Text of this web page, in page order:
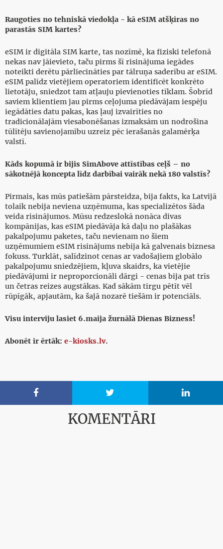
Raugoties no tehniskā viedokļa - kā eSIM atšķiras no
parastās SIM kartes?
eSIM ir digitāla SIM karte, tas nozīmē, ka fiziski telefonā
nekas nav jāievieto, taču pirms šī risinājuma iegādes
noteikti derētu pārliecināties par tālruņa saderību ar eSIM.
eSIM palīdz vietējiem operatoriem identificēt konkrēto
lietotāju, sniedzot tam atļauju pievienoties tīklam. Šobrīd
saviem klientiem jau pirms ceļojuma piedāvājam iespēju
iegādāties datu pakas, kas ļauj izvairīties no
tradicionālajām viesabonēšanas izmaksām un nodrošina
tūlītēju savienojamību uzreiz pēc ierašanās galamērķa
valstī.
Kāds kopumā ir bijis SimAbove attīstības ceļš – no
sākotnējā koncepta līdz darbībai vairāk nekā 180 valstīs?
Pirmais, kas mūs patiešām pārsteidza, bija fakts, ka Latvijā
tolaik nebija neviena uzņēmuma, kas specializētos šāda
veida risinājumos. Mūsu redzeslokā nonāca divas
kompānijas, kas eSIM piedāvāja kā daļu no plašākas
pakalpojumu paketes, taču nevienam no šiem
uzņēmumiem eSIM risinājums nebija kā galvenais biznesa
fokuss. Turklāt, salīdzinot cenas ar vadošajiem globālo
pakalpojumu sniedzējiem, kļuva skaidrs, ka vietējie
piedāvājumi ir neproporcionāli dārgi - cenas bija pat trīs
un četras reizes augstākas. Kad sākām tirgu pētīt vēl
rūpīgāk, apjautām, ka šajā nozarē tiešām ir potenciāls.
Visu interviju lasiet 6.maija žurnālā Dienas Bizness!
Abonēt ir ērtāk: e-kiosks.lv.
  
KOMENTĀRI